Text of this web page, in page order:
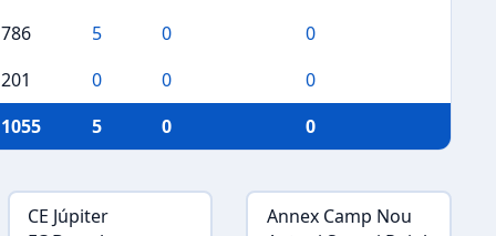
786 5 0
0
201 0 0
0
1055 5 0 0